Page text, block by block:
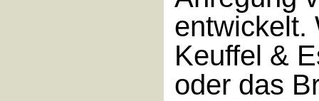
entwickelt.
Keuffel &
oder das